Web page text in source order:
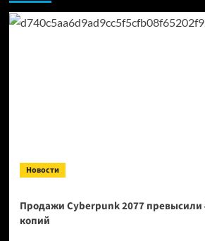
Новости
Продажи Cyberpunk 2077
копий